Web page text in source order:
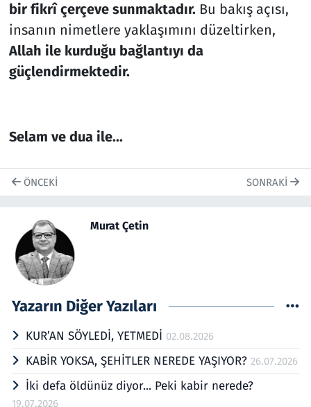
bir fikrî çerçeve sunmaktadır.Bu bakış açısı,
insanın nimetlere yaklaşımını düzeltirken,
Allah ile kurduğu bağlantıyı da
güçlendirmektedir.
Selam ve dua ile...
ÖNCEKI SONRAKI
Murat Çetin
Yazarın Diğer Yazıları
KUR’AN SÖYLEDİ, YETMEDİ 02.08.2026
KABİR YOKSA, ŞEHİTLER NEREDE YAŞIYOR? 26.07.2026
İki defa öldünüz diyor... Peki kabir nerede?
19.07.2026